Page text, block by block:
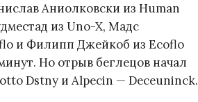
Аниолковски из Human
из Uno-X, Мадс
и Филипп Джейкоб из Ecoflo
Но отрыв беглецов начал
Dstny и Alpecin — Deceuninck.